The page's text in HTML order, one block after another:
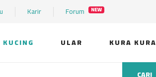
Karir Forum NEW
KUCING ULAR KURA KURA